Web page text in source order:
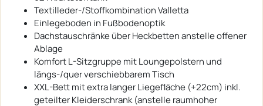
Textilleder-/Stoffkombination Valletta
Einlegeboden in Fußbodenoptik
Dachstauschränke über Heckbetten anstelle offener
Ablage
Komfort L-Sitzgruppe mit Loungepolstern und
längs-/quer verschiebbarem Tisch
XXL-Bett mit extra langer Liegefläche (+22cm) inkl.
geteilter Kleiderschrank (anstelle raumhoher